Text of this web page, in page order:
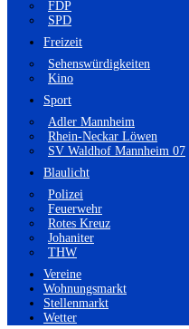
FDP
SPD
Freizeit
Sehenswürdigkeiten
Kino
Sport
Adler Mannheim
Rhein-Neckar Löwen
SV Waldhof Mannheim 07
Blaulicht
Polizei
Feuerwehr
Rotes Kreuz
Johaniter
THW
Vereine
Wohnungsmarkt
Stellenmarkt
Wetter